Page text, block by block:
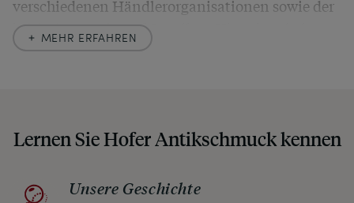
verschiedenen Händlerorganisationen sowie der
Sie, wenn unser Paket zu Ihnen kommt, keine
müssen.
MEHR ERFAHREN
Lernen Sie Hofer Antikschmuck kennen
Unsere Geschichte